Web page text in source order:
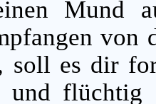
Mund
von
soll es dir
und